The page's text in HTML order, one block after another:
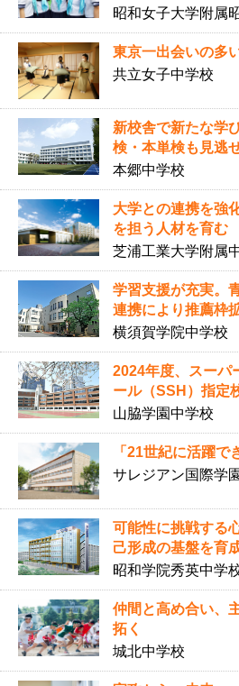
昭和女子大学附属
東京一出会いの多
共立女子中学校
新校舎で新たな学
検・本単検も見逃
本郷中学校
大学との連携を強
を担う人材を育む
芝浦工業大学附属
学習支援が充実。
連携により推薦枠
横須賀学院中学校
2024年度、スーパ
ール（SSH）指定
山脇学園中学校
「21世紀に活躍
サレジアン国際学
可能性に挑戦する
己形成の基盤を育
昭和学院秀英中学
仲間と高め合い、
拓く
城北中学校